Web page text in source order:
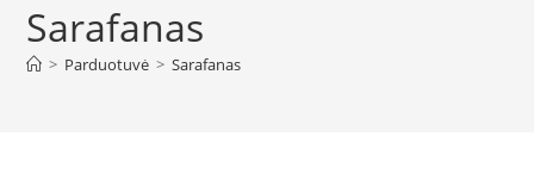
Sarafanas
> Parduotuvė > Sarafanas